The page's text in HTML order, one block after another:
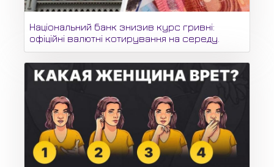
Національний банк знизив курс гривні:
офіційні валютні котирування на середу.